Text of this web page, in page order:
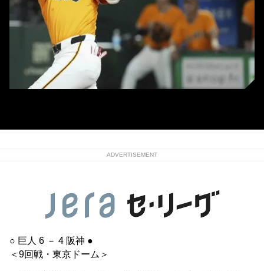
ADVERTISEMENT
○ 巨人 6 － 4 阪神 ●
＜9回戦・東京ドーム＞